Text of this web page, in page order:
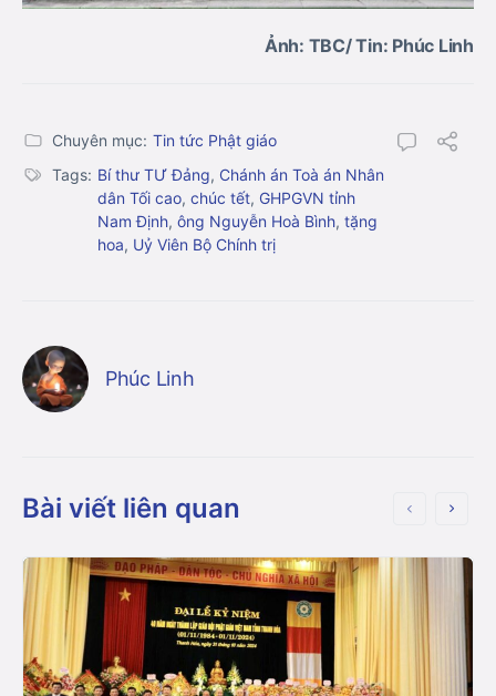
Ảnh: TBC/ Tin: Phúc Linh
Chuyên mục: Tin tức Phật giáo
Tags: Bí thư TƯ Đảng, Chánh án Toà án Nhân
dân Tối cao, chúc tết, GHPGVN tỉnh
Nam Định, ông Nguyễn Hoà Bình, tặng
hoa, Uỷ Viên Bộ Chính trị
Phúc Linh
Bài viết liên quan